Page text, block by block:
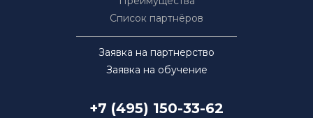
Список партнёров
Заявка на партнерство
Заявка на обучение
+7 (495) 150-33-62